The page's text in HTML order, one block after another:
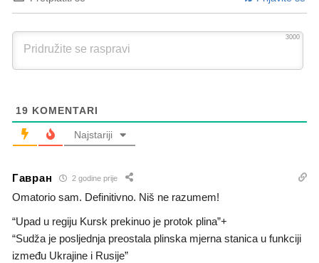
3000
19 KOMENTARI
Najstariji
Гавран 2 godine prije
Omatorio sam. Definitivno. Niš ne razumem!
“Upad u regiju Kursk prekinuo je protok plina”+
“Sudža je posljednja preostala plinska mjerna stanica u funkciji
između Ukrajine i Rusije”